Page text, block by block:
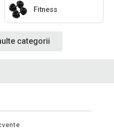
Fitness
categorii